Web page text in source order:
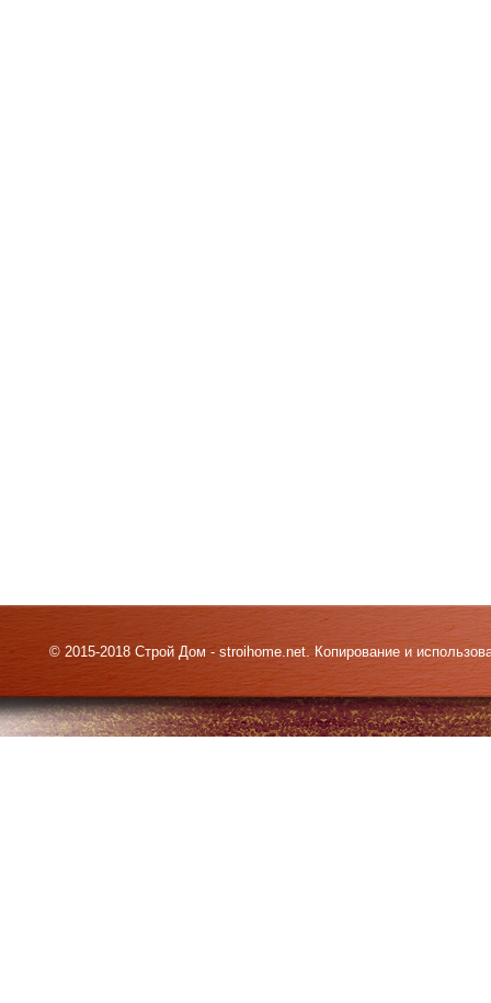
© 2015-2018 Строй Дом - stroihome.net. Копирование и